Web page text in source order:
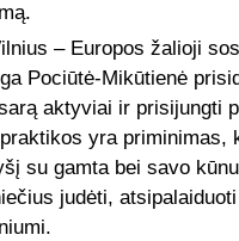
– Europos žalioji
Pociūtė-Mikūtienė
aktyviai ir prisijungti
yra priminimas,
su gamta bei savo
judėti,